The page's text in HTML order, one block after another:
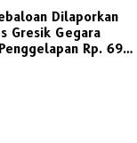
Dilaporkan
Gresik Gegara
Rp. 698